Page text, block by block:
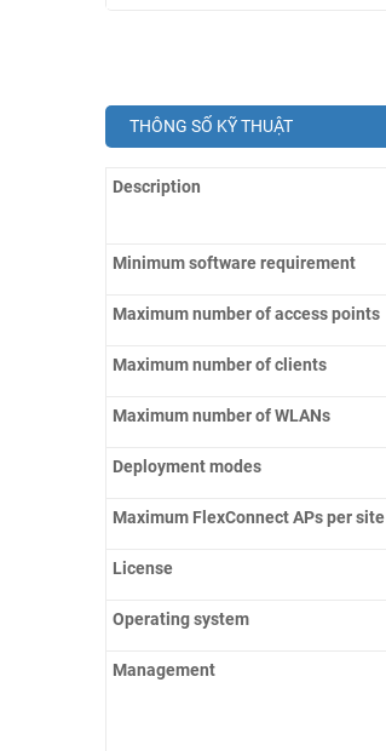
THÔNG SỐ KỸ THUẬT
Description
Minimum software requirement
Maximum number of access points
Maximum number of clients
Maximum number of WLANs
Deployment modes
Maximum FlexConnect APs per site
License
Operating system
Management